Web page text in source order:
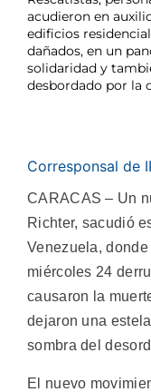
acudieron en
edificios
dañados, en un
solidaridad y
desbordado por la
Corresponsal de
CARACAS – Un
Richter, sacudió
Venezuela,
miércoles 24
causaron la
dejaron una
sombra del
El nuevo